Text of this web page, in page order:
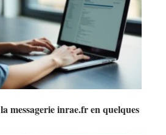
messagerie inrae.fr en quelques